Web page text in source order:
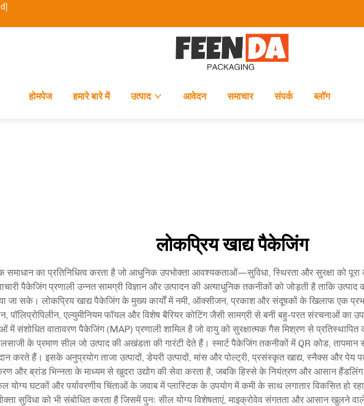
होमपेज हमारे बारे में उत्पाद आवेदन समाचार संपर्क ब्लॉग
लोकप्रिय खाद्य पैकेजिंग
समाधान का प्रतिनिधित्व करता है जो आधुनिक उपभोक्ता आवश्यकताओं—सुविधा, स्थिरता और सुरक्षा को
पैकेजिंग प्रणाली उन्नत सामग्री विज्ञान और उत्पादन की अत्याधुनिक तकनीकों को जोड़ती है ताकि
जा सके। लोकप्रिय खाद्य पैकेजिंग के मुख्य कार्यों में नमी, ऑक्सीजन, प्रकाश और संदूषकों के खिलाफ एक
एल्युमीनियम फॉयल और विशेष बैरियर कोटिंग जैसी सामग्री से बनी बहु-परत संरचनाओं का
संशोधित वातावरण पैकेजिंग (MAP) प्रणाली शामिल है जो वायु को सुरक्षात्मक गैस मिश्रण से प्रतिस्थापित
के प्रमाण सील जो उत्पाद की अखंडता की गारंटी देते हैं। स्मार्ट पैकेजिंग तकनीकों में QR कोड,
करते हैं। इसके अनुप्रयोग ताजा उत्पादों, डेयरी उत्पादों, मांस और पोल्ट्री, प्रसंस्कृत खाद्य, स्नैक्स और पेय
और ब्रांड भिन्नता के माध्यम से खुदरा उद्योग की सेवा करता है, जबकि हिस्से के नियंत्रण और आसान
योग्य घटकों और पर्यावरणीय चिंताओं के जवाब में प्लास्टिक के उपयोग में कमी के साथ लगातार विकसित हो
सुविधा को भी संबोधित करता है जिसमें पुनः सील योग्य विशेषताएं, माइक्रोवेव संगतता और आसान खुलने